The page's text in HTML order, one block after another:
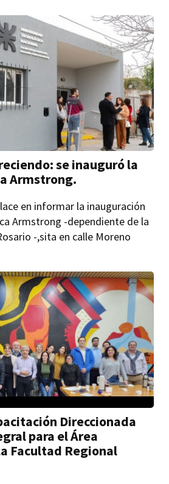
se inauguró la
Armstrong.
en informar la inauguración
Armstrong -dependiente de la
-,sita en calle Moreno
Direccionada
para el Área
Facultad Regional